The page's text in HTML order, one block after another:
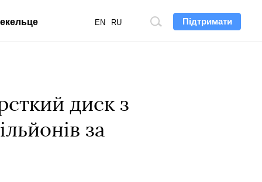
Підтримати
Пошук
EN RU
диск з
за